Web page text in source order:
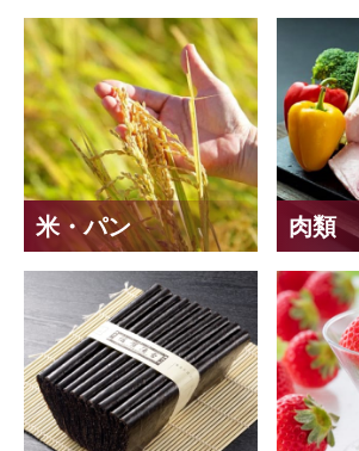
米・パン 肉類